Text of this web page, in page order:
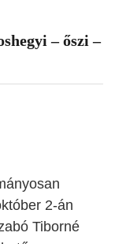
– őszi –
2-án
Tiborné